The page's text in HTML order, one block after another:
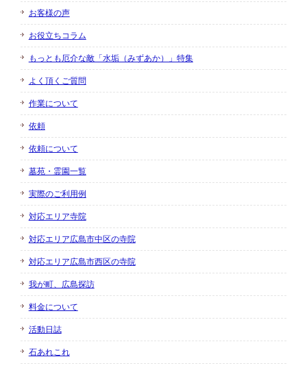
お客様の声
お役立ちコラム
もっとも厄介な敵「水垢（みずあか）」特集
よく頂くご質問
作業について
依頼
依頼について
墓苑・霊園一覧
実際のご利用例
対応エリア寺院
対応エリア広島市中区の寺院
対応エリア広島市西区の寺院
我が町、広島探訪
料金について
活動日誌
石あれこれ